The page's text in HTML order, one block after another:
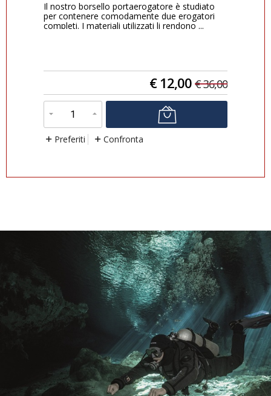
Il nostro borsello portaerogatore è studiato
per contenere comodamente due erogatori
completi. I materiali utilizzati li rendono ...
€ 12,00 €36,00
Preferiti Confronta